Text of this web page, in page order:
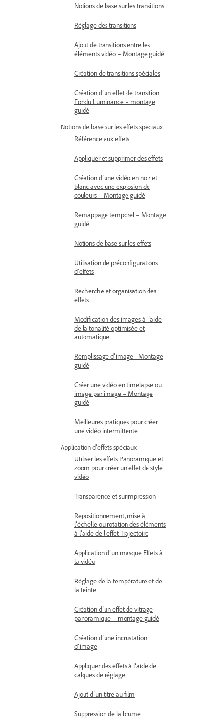
Notions de base sur les transitions
Réglage des transitions
Ajout de transitions entre les
éléments vidéo – Montage guidé
Création de transitions spéciales
Création d’un effet de transition
Fondu Luminance – montage
guidé
Notions de base sur les effets spéciaux
Référence aux effets
Appliquer et supprimer des effets
Création d’une vidéo en noir et
blanc avec une explosion de
couleurs – Montage guidé
Remappage temporel – Montage
guidé
Notions de base sur les effets
Utilisation de préconfigurations
d’effets
Recherche et organisation des
effets
Modification des images à l’aide
de la tonalité optimisée et
automatique
Remplissage d’image - Montage
guidé
Créer une vidéo en timelapse ou
image par image – Montage
guidé
Meilleures pratiques pour créer
une vidéo intermittente
Application d’effets spéciaux
Utiliser les effets Panoramique et
zoom pour créer un effet de style
vidéo
Transparence et surimpression
Repositionnement, mise à
l’échelle ou rotation des éléments
à l’aide de l’effet Trajectoire
Application d’un masque Effets à
la vidéo
Réglage de la température et de
la teinte
Création d’un effet de vitrage
panoramique – montage guidé
Création d’une incrustation
d’image
Appliquer des effets à l’aide de
calques de réglage
Ajout d’un titre au film
Suppression de la brume